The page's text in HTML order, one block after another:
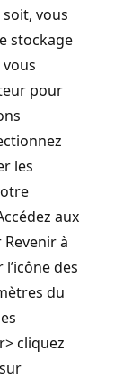
vous
stockage
pour
les
aux
à
des
du
cliquez